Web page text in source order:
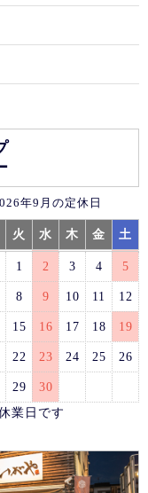
年9月の定休日
火 水 木 金 土
1 2 3 4 5
8 9 10 11 12
15 16 17 18 19
22 23 24 25 26
29
30
業日です